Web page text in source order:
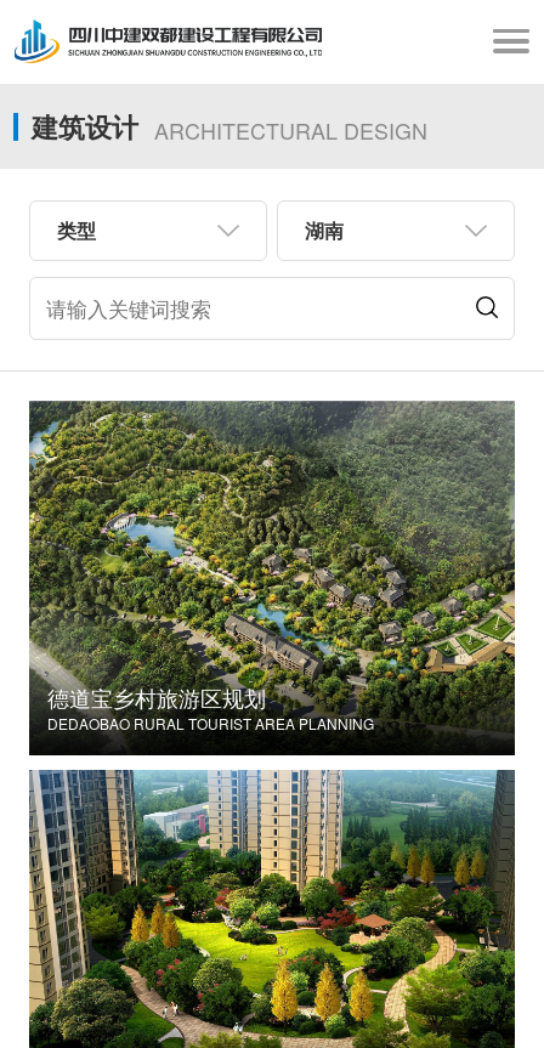
建筑设计 ARCHITECTURAL DESIGN
类型 湖南
德道宝乡村旅游区规划
DEDAOBAO RURAL TOURIST AREA PLANNING